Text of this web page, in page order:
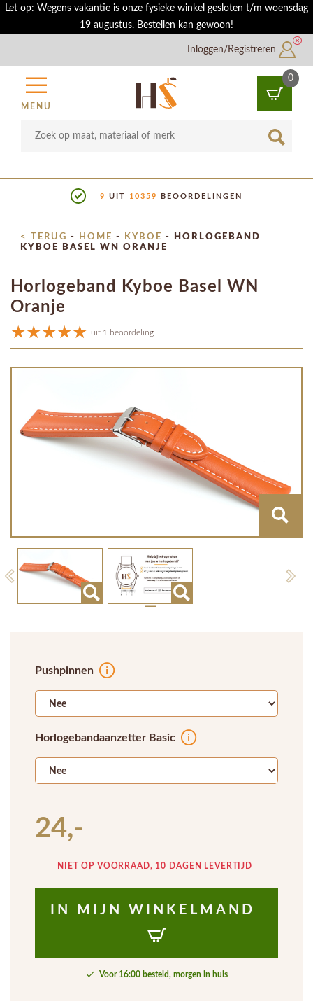
Let op: Wegens vakantie is onze fysieke winkel gesloten t/m woensdag
19 augustus. Bestellen kan gewoon!
Inloggen/Registreren
MENU
0
10359BEOORDELINGEN
< TERUG - HOME - KYBOE -
HORLOGEBAND
KYBOE BASEL WN ORANJE
Horlogeband Kyboe Basel WN
Oranje
uit 1 beoordeling
Previous Next
Pushpinnen
Horlogebandaanzetter Basic
24,-
NIET OP VOORRAAD, 10 DAGEN LEVERTIJD
IN MIJN WINKELMAND
Voor 16:00 besteld, morgen in huis